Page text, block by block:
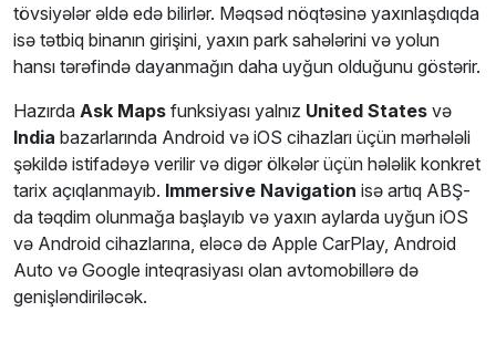
tövsiyələr əldə edə bilirlər. Məqsəd nöqtəsinə yaxınlaşdıqda
isə tətbiq binanın girişini, yaxın park sahələrini və yolun
hansı tərəfində dayanmağın daha uyğun olduğunu göstərir.
Hazırda Ask Maps funksiyası yalnız United States və
India bazarlarında Android və iOS cihazları üçün mərhələli
şəkildə istifadəyə verilir və digər ölkələr üçün hələlik konkret
tarix açıqlanmayıb. Immersive Navigation isə artıq ABŞ-
da təqdim olunmağa başlayıb və yaxın aylarda uyğun iOS
və Android cihazlarına, eləcə də Apple CarPlay, Android
Auto və Google inteqrasiyası olan avtomobillərə də
genişləndiriləcək.